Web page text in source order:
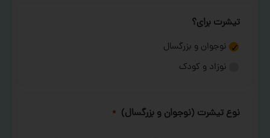
تیشرت برای؟
نوجوان و بزرگسال
نوزاد و کودک
نوع تیشرت (نوجوان و بزرگسال) *